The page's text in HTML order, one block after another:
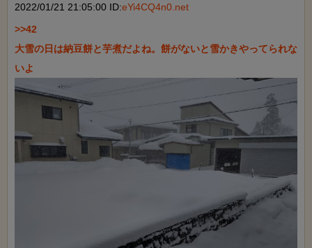
2022/01/21 21:05:00 ID:eYi4CQ4n0.net
>>42
大雪の日は納豆餅と芋煮だよね。餅がないと雪かきやってられな